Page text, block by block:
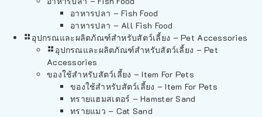
อาหารปลา – Fish Food
อาหารปลา – All Fish Food
อุปกรณและผลิตภัณฑ์สำหรับสัตว์เลี้ยง – Pet Accessories
อุปกรณและผลิตภัณฑ์สำหรับสัตว์เลี้ยง – Pet
Accessories
ของใช้สำหรับสัตว์เลี้ยง – Item For Pets
ของใช้สำหรับสัตว์เลี้ยง – Item For Pets
ทรายแฮมสเตอร์ – Hamster Sand
ทรายแมว – Cat Sand